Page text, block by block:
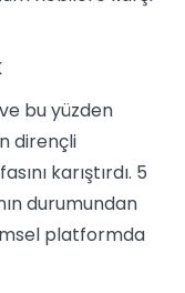
bu yüzden
dirençli
karıştırdı. 5
durumundan
platformda